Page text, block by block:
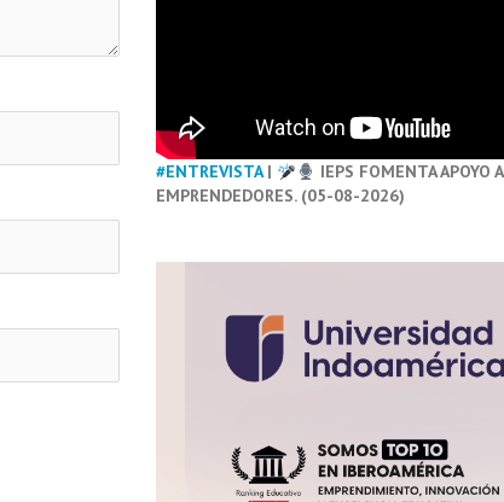
#ENTREVISTA|
IEPS FOMENTA APOYO A
EMPRENDEDORES. (05-08-2026)